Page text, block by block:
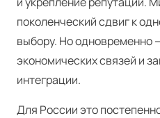
поколенческий сдвиг к
выбору. Но одновременно
экономических связей и
интеграции.
Для России это